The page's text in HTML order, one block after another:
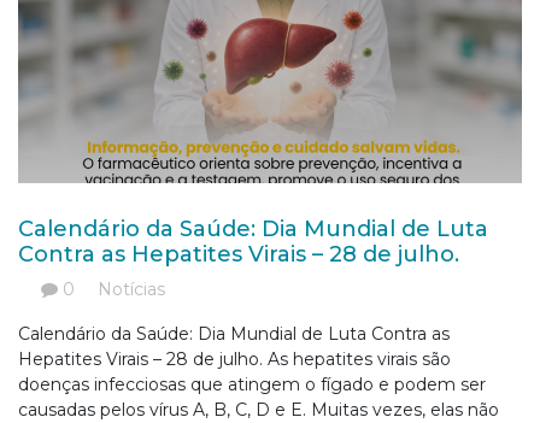
Calendário da Saúde: Dia Mundial de Luta
Contra as Hepatites Virais – 28 de julho.
0 Notícias
Calendário da Saúde: Dia Mundial de Luta Contra as
Hepatites Virais – 28 de julho. As hepatites virais são
doenças infecciosas que atingem o fígado e podem ser
causadas pelos vírus A, B, C, D e E. Muitas vezes, elas não